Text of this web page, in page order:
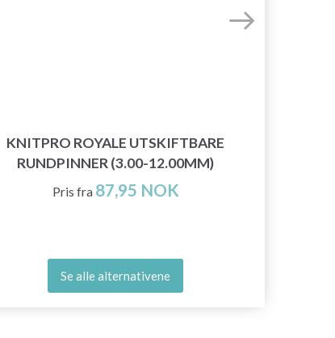
KNITPRO ROYALE UTSKIFTBARE
RUNDPINNER (3.00-12.00MM)
Pris fra 87,95 NOK
Se alle alternativene